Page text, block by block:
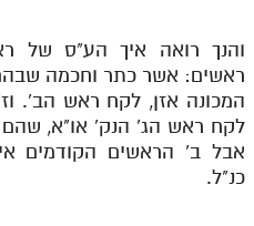
והנך רואה איך הע"ס של
ראשים: אשר כתר וחכמה
המכונה אזן, לקח ראש הב'.
לקח ראש הג' הנק' או"א,
אבל ב' הראשים הקודמים
כנ"ל.